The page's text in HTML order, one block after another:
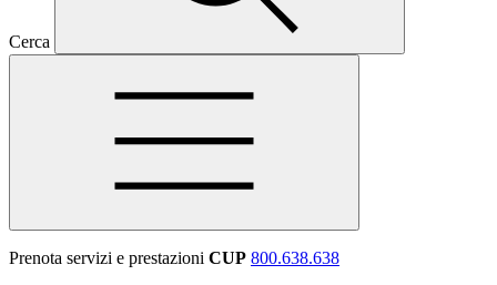
Cerca
Prenota servizi e prestazioni CUP 800.638.638